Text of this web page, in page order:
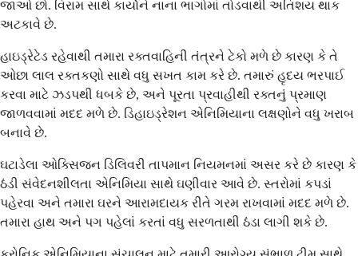
જાઓ છો. વિરામ સાથે કાર્યોને નાના ભાગોમાં તોડવાથી અતિશય થાક
અટકાવે છે.
હાઇડ્રેટેડ રહેવાથી તમારા રક્તવાહિની તંત્રને ટેકો મળે છે કારણ કે તે
ઓછા લાલ રક્તકણો સાથે વધુ સખત કામ કરે છે. તમારું હૃદય ભરપાઈ
કરવા માટે ઝડપથી ધબકે છે, અને પૂરતા પ્રવાહીથી રક્તનું પ્રમાણ
જાળવવામાં મદદ મળે છે. ડિહાઇડ્રેશન એનિમિયાના લક્ષણોને વધુ ખરાબ
બનાવે છે.
ઘટાડેલા ઓક્સિજન ડિલિવરી તાપમાન નિયમનમાં અસર કરે છે કારણ કે
ઠંડી સંવેદનશીલતા એનિમિયા સાથે ઘણીવાર આવે છે. સ્તરોમાં કપડાં
પહેરવા અને તમારા ઘરને આરામદાયક રીતે ગરમ રાખવામાં મદદ મળે છે.
તમારા હાથ અને પગ પહેલાં કરતાં વધુ સરળતાથી ઠંડા લાગી શકે છે.